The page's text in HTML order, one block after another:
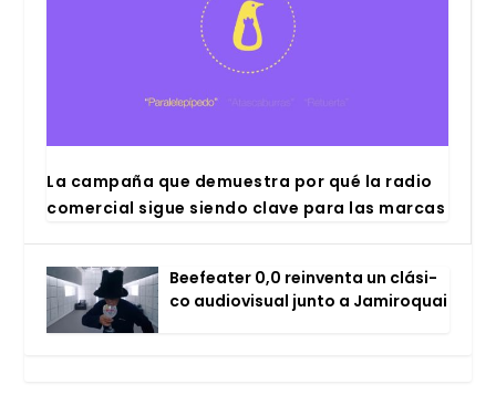
La cam­pa­ña que demues­tra por qué la radio
comer­cial sigue sien­do cla­ve para las mar­cas
Bee­fea­ter 0,0 rein­ven­ta un clá­si­
co audio­vi­sual jun­to a Jami­ro­quai